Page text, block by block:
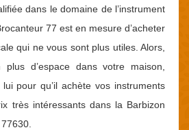
dans le domaine de l’instrument
77 est en mesure d’acheter
qui ne vous sont plus utiles. Alors,
d’espace dans votre maison,
pour qu’il achète vos instruments
très intéressants dans la Barbizon